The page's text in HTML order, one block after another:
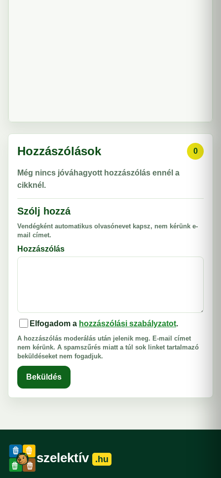
Hozzászólások 0
Még nincs jóváhagyott hozzászólás ennél a
cikknél.
Szólj hozzá
Vendégként automatikus olvasónevet kapsz, nem kérünk e-
mail címet.
Hozzászólás
Elfogadom a hozzászólási szabályzatot.
A hozzászólás moderálás után jelenik meg. E-mail címet
nem kérünk. A spamszűrés miatt a túl sok linket tartalmazó
beküldéseket nem fogadjuk.
Beküldés
szelektív .hu